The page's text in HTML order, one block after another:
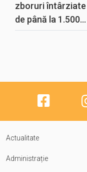
zboruri
de până la 1.500...
Actualitate
Administrație